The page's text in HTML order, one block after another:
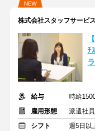
NEW
株式会社スタッフサービ
ﾁ
給与
時給
雇用形態
派遣社員
シフト
週5日以